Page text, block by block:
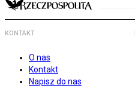
KONTAKT
O nas
Kontakt
Napisz do nas